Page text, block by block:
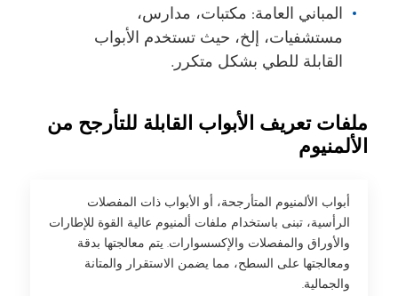
المباني العامة: مكتبات، مدارس،
مستشفيات، إلخ، حيث تستخدم الأبواب
القابلة للطي بشكل متكرر.
ملفات تعريف الأبواب القابلة للتأرجح من
الألمنيوم
أبواب الألمنيوم المتأرجحة، أو الأبواب ذات المفصلات
الرأسية، تبنى باستخدام ملفات ألمنيوم عالية القوة للإطارات
والأوراق والمفصلات والإكسسوارات. يتم معالجتها بدقة
ومعالجتها على السطح، مما يضمن الاستقرار والمتانة
والجمالية.